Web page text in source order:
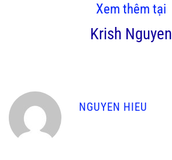
Xem thêm tại
Krish Nguyen
NGUYEN HIEU